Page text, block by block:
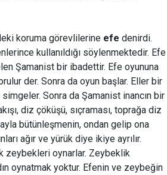
koruma görevlilerine efe denirdi.
kullanıldığı söylenmektedir. Efe
Şamanist bir ibadettir. Efe oyununa
der. Sonra da oyun başlar. Eller bir
Sonra da Şamanist inancın bir
diz çöküşü, sıçraması, toprağa diz
bütünleşmenin, ondan gelip ona
ve yürük diye ikiye ayrılır.
zeybekleri oynarlar. Zeybeklik
oynatmak yoktur. Efenin ve zeybeğin